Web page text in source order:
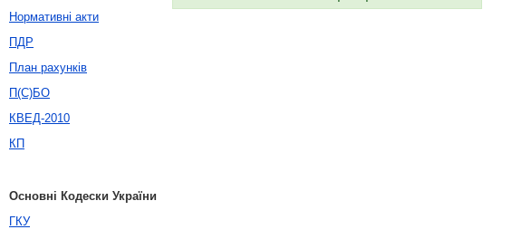
Нормативні акти
ПДР
План рахунків
П(С)БО
КВЕД-2010
КП
Основні Кодески України
ГКУ